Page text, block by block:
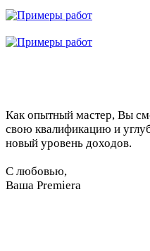
Как опытный мастер, Вы
свою квалификацию и
новый уровень доходов.
С любовью,
Ваша Premiera